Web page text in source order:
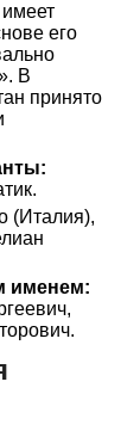
его
В
принято
(Италия),
именем: